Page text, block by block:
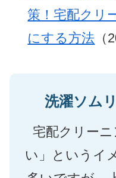
策！宅配クリ
にする方法
洗濯ソム
宅配クリー
い」というイ